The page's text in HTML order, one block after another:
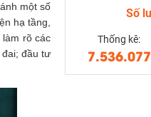
một số
hạ tầng,
rõ các
đầu tư
Số
Thống kê:
7.536.077